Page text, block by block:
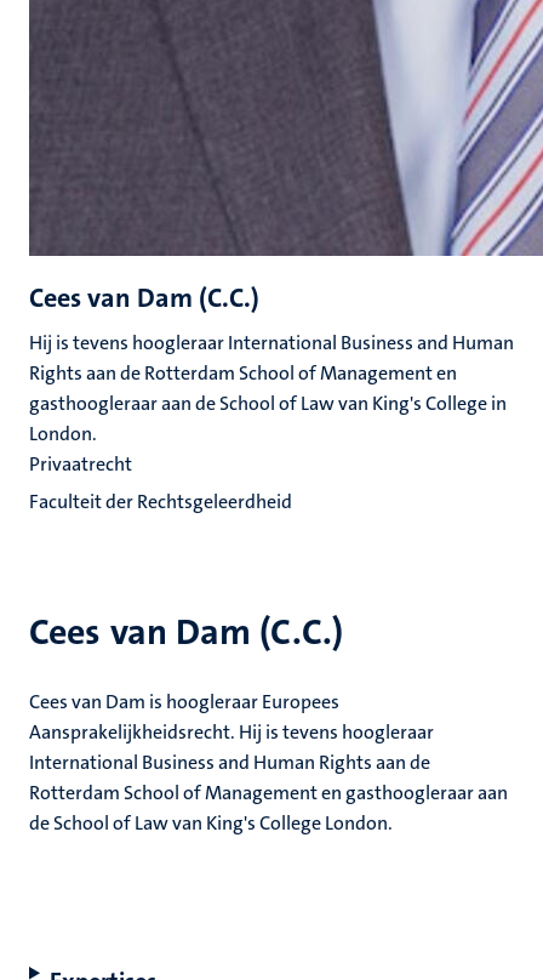
Cees van Dam (C.C.)
Cees van Dam is hoogleraar Europees
Aansprakelijkheidsrecht. Hij is tevens hoogleraar
International Business and Human Rights aan de
Rotterdam School of Management en gasthoogleraar aan
de School of Law van King's College London.
Cees van Dam (C.C.)
Hij is tevens hoogleraar International Business and Human
Rights aan de Rotterdam School of Management en
gasthoogleraar aan de School of Law van King's College in
London.
Privaatrecht
Faculteit der Rechtsgeleerdheid